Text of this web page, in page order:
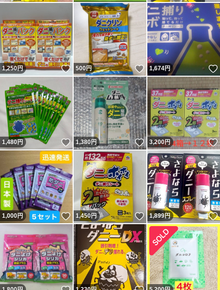
1,250円 いいね！
500円 いいね！
1,674円
1,480円 いいね！
1,380円 いいね！
3,200円
1,000円 いいね！
1,450円 いいね！
1,899円